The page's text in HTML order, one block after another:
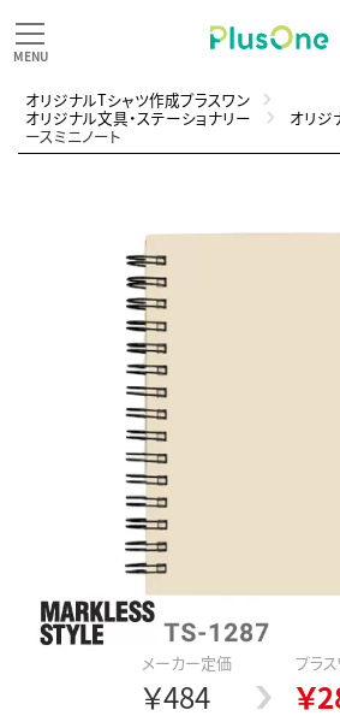
オリジナルTシャツ作成プラスワン
オリジナル文具・ステーショナリー オリジ
ースミニノート
メーカー定価
￥484
プラ
￥